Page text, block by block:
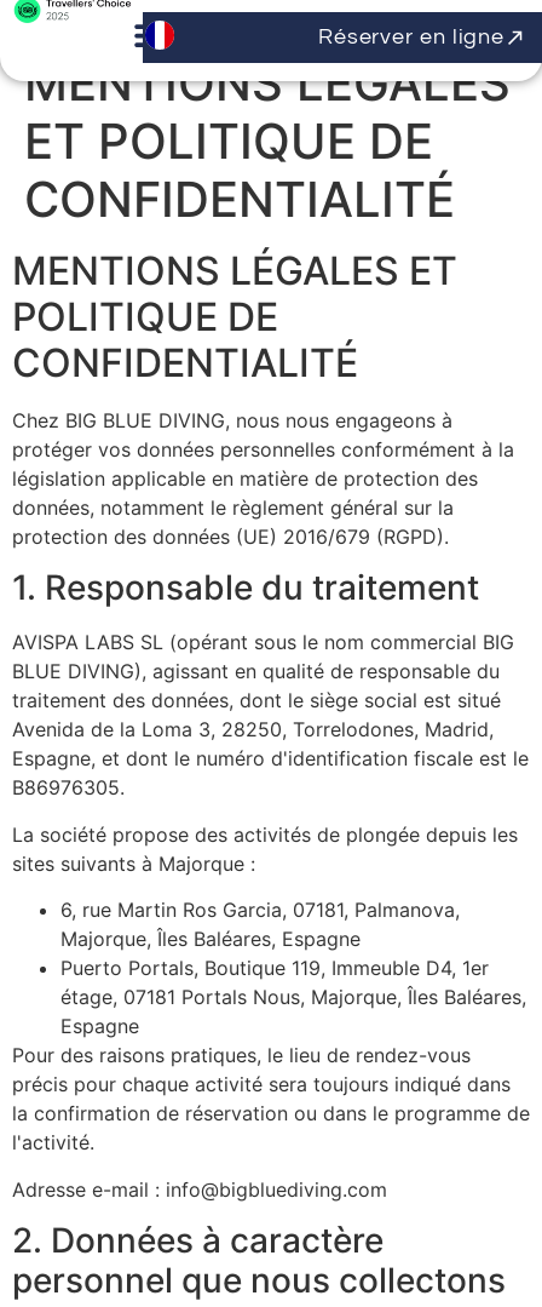
Réserver en ligne
MENTIONS LÉGALES
ET POLITIQUE DE
CONFIDENTIALITÉ
MENTIONS LÉGALES ET
POLITIQUE DE
CONFIDENTIALITÉ
Chez BIG BLUE DIVING, nous nous engageons à
protéger vos données personnelles conformément à la
législation applicable en matière de protection des
données, notamment le règlement général sur la
protection des données (UE) 2016/679 (RGPD).
1. Responsable du traitement
AVISPA LABS SL (opérant sous le nom commercial BIG
BLUE DIVING), agissant en qualité de responsable du
traitement des données, dont le siège social est situé
Avenida de la Loma 3, 28250, Torrelodones, Madrid,
Espagne, et dont le numéro d'identification fiscale est le
B86976305.
La société propose des activités de plongée depuis les
sites suivants à Majorque :
6, rue Martin Ros Garcia, 07181, Palmanova,
Majorque, Îles Baléares, Espagne
Puerto Portals, Boutique 119, Immeuble D4, 1er
étage, 07181 Portals Nous, Majorque, Îles Baléares,
Espagne
Pour des raisons pratiques, le lieu de rendez-vous
précis pour chaque activité sera toujours indiqué dans
la confirmation de réservation ou dans le programme de
l'activité.
Adresse e-mail : info@bigbluediving.com
2. Données à caractère
personnel que nous collectons